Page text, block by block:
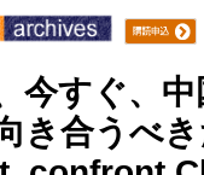
今すぐ、中
き合うべ